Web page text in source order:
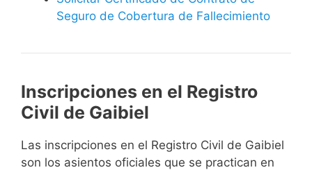
Seguro de Cobertura de Fallecimiento
Inscripciones en el Registro
Civil de Gaibiel
Las inscripciones en el Registro Civil de Gaibiel
son los asientos oficiales que se practican en